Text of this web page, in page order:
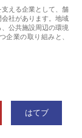
える企業として、舗
社があります。地域
公共施設周辺の環境
企業の取り組みと、
はてブ